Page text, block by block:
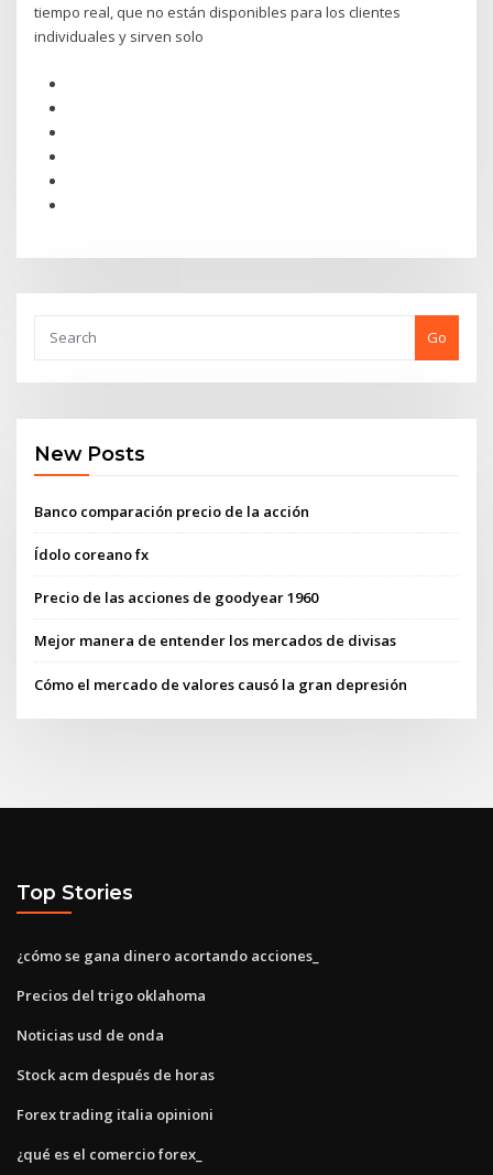
tiempo real, que no están disponibles para los clientes
individuales y sirven solo
Go
New Posts
Banco comparación precio de la acción
Ídolo coreano fx
Precio de las acciones de goodyear 1960
Mejor manera de entender los mercados de divisas
Cómo el mercado de valores causó la gran depresión
Top Stories
¿cómo se gana dinero acortando acciones_
Precios del trigo oklahoma
Noticias usd de onda
Stock acm después de horas
Forex trading italia opinioni
¿qué es el comercio forex_